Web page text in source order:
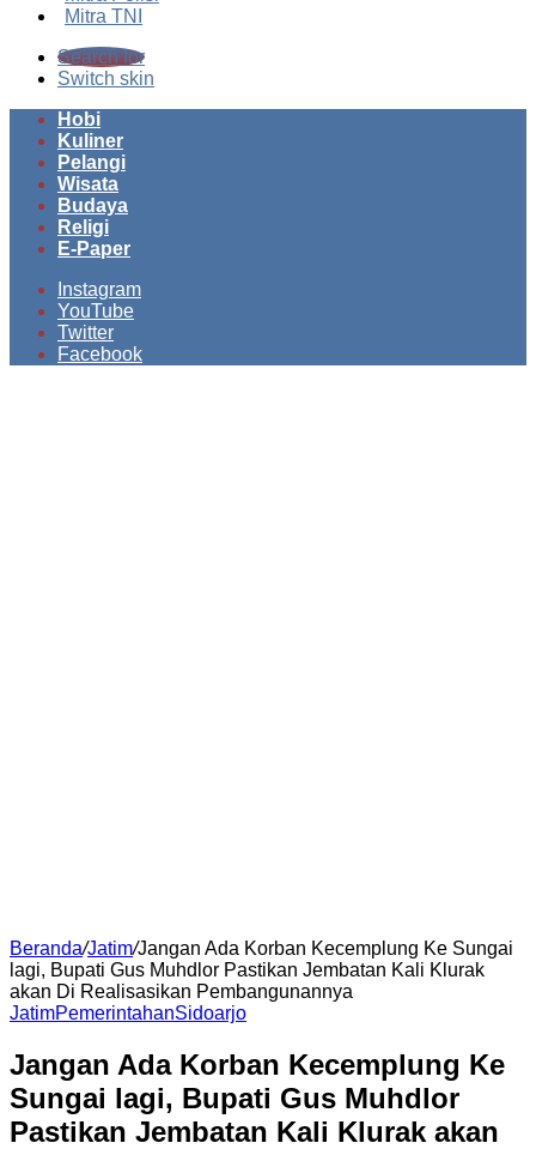
Mitra TNI
Search for
Switch skin
Hobi
Kuliner
Pelangi
Wisata
Budaya
Religi
E-Paper
Instagram
YouTube
Twitter
Facebook
Beranda/Jatim/Jangan Ada Korban Kecemplung Ke Sungai
lagi, Bupati Gus Muhdlor Pastikan Jembatan Kali Klurak
akan Di Realisasikan Pembangunannya
JatimPemerintahanSidoarjo
Jangan Ada Korban Kecemplung Ke
Sungai lagi, Bupati Gus Muhdlor
Pastikan Jembatan Kali Klurak akan